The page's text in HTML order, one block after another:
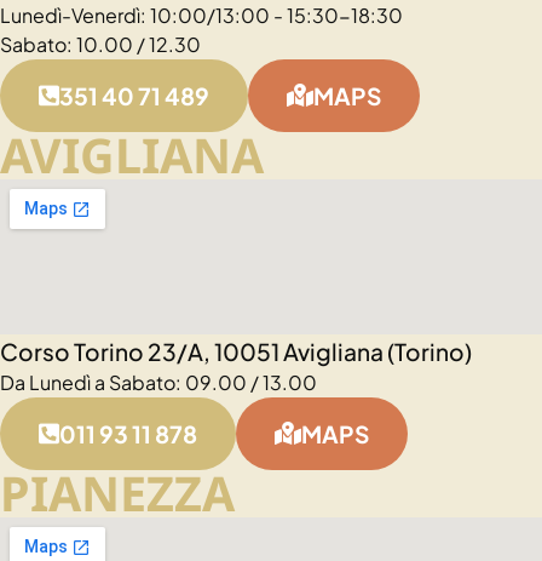
Lunedì-Venerdì: 10:00/13:00 - 15:30-18:30
Sabato: 10.00 / 12.30
351 40 71 489 MAPS
AVIGLIANA
Corso Torino 23/A, 10051 Avigliana (Torino)
Da Lunedì a Sabato: 09.00 / 13.00
011 93 11 878 MAPS
PIANEZZA